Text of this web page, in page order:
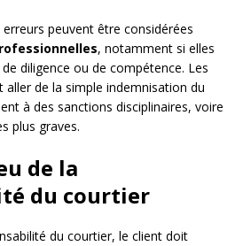
peuvent être considérées
, notamment si elles
diligence ou de compétence. Les
aller de la simple indemnisation du
à des sanctions disciplinaires, voire
plus graves.
de la
du courtier
du courtier, le client doit